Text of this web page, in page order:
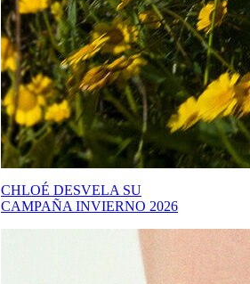
CHLOÉ DESVELA SU
CAMPAÑA INVIERNO 2026